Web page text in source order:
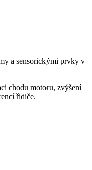
a sensorickými prvky v
chodu motoru, zvýšení
řidiče.